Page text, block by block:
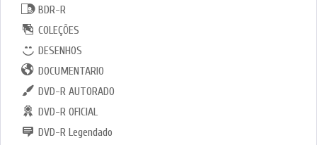
BDR-R
COLEÇÕES
DESENHOS
DOCUMENTARIO
DVD-R AUTORADO
DVD-R OFICIAL
DVD-R Legendado